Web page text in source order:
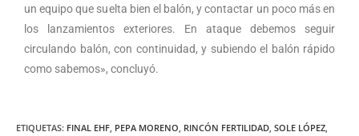
un equipo que suelta bien el balón, y contactar un poco más en
los lanzamientos exteriores. En ataque debemos seguir
circulando balón, con continuidad, y subiendo el balón rápido
como sabemos», concluyó.
ETIQUETAS: FINAL EHF, PEPA MORENO, RINCÓN FERTILIDAD, SOLE LÓPEZ,